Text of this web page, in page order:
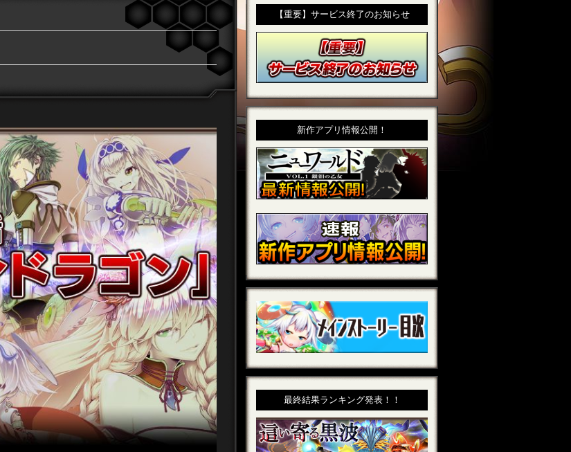
【重要】サービス終了のお知らせ
新作アプリ情報公開！
最終結果ランキング発表！！